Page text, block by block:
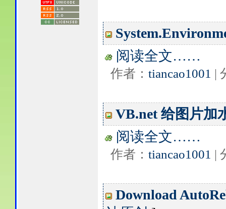
阅读全文……
作者： tiancao1001 |
VB.net 给图片加
阅读全文……
作者： tiancao1001 |
Download